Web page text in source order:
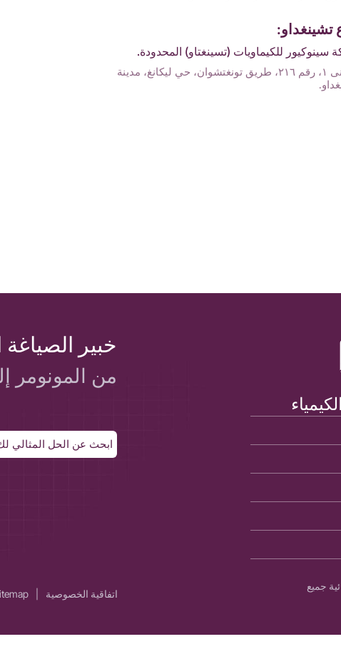
تشينغداو:
سينوكيور للكيماويات (تسينغتاو) المحدودة.
المبنى ١، رقم ٢١٦، طريق تونغتشوان، حي ليكانغ، مدينة
خبير
من المونومر
ابحث عن الحل المثالي
جميع
اتفاقية الخصوصية